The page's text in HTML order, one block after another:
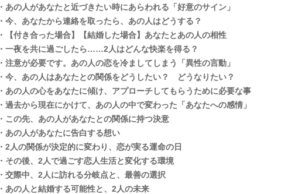
・あの人があなたと近づきたい時にあらわれる「好意のサイン」
・今、あなたから連絡を取ったら、あの人はどうする？
・【付き合った場合】【結婚した場合】あなたとあの人の相性
・一夜を共に過ごしたら……2人はどんな快楽を得る？
・注意が必要です。あの人の恋を冷ましてしまう「異性の言動」
・今、あの人はあなたとの関係をどうしたい？ どうなりたい？
・あの人の心をあなたに傾け、アプローチしてもらうために必要な事
・過去から現在にかけて、あの人の中で変わった「あなたへの感情」
・この先、あの人があなたとの関係に持つ決意
・あの人があなたに告白する想い
・2人の関係が決定的に変わり、恋が実る運命の日
・その後、2人で過ごす恋人生活と変化する環境
・交際中、2人に訪れる分岐点と、最善の選択
・あの人と結婚する可能性と、2人の未来